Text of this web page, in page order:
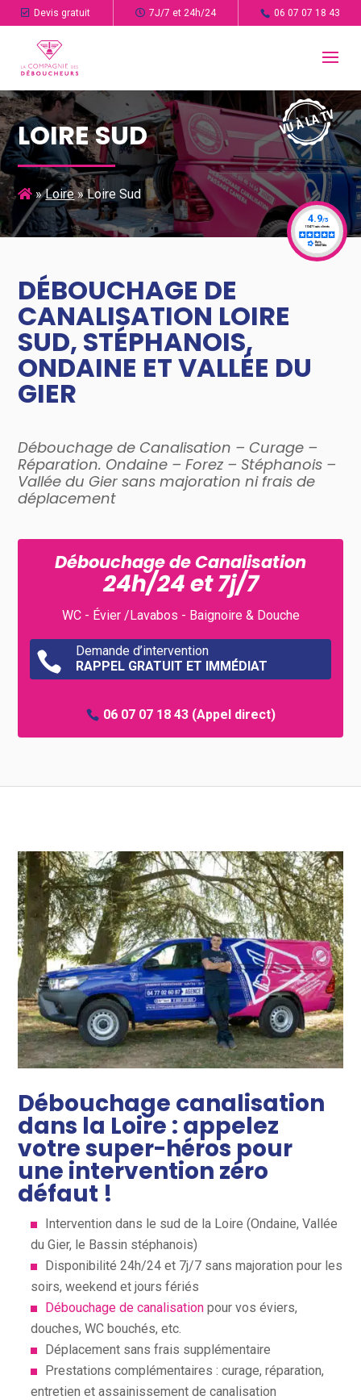
Devis gratuit 7J/7 et 24h/24 06 07 07 18 43
LOIRE SUD
»Loire»Loire Sud
DÉBOUCHAGE DE
CANALISATION LOIRE
SUD, STÉPHANOIS,
ONDAINE ET VALLÉE DU
GIER
Débouchage de Canalisation – Curage –
Réparation. Ondaine – Forez – Stéphanois –
Vallée du Gier sans majoration ni frais de
déplacement
Débouchage de Canalisation
24h/24 et 7j/7
WC - Évier /Lavabos - Baignoire & Douche

Demande d’intervention
RAPPEL GRATUIT ET IMMÉDIAT
06 07 07 18 43(Appel direct)
Débouchage canalisation
dans la Loire : appelez
votre super-héros pour
une intervention zéro
défaut !
Intervention dans le sud de la Loire (Ondaine, Vallée
du Gier, le Bassin stéphanois)
Disponibilité 24h/24 et 7j/7 sans majoration pour les
soirs, weekend et jours fériés
Débouchage de canalisation pour vos éviers,
douches, WC bouchés, etc.
Déplacement sans frais supplémentaire
Prestations complémentaires : curage, réparation,
entretien et assainissement de canalisation